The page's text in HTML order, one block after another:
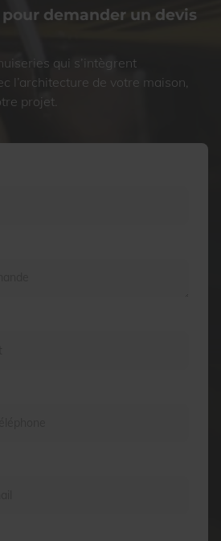
demander un devis
qui s’intègrent
l’architecture de votre maison,
projet.